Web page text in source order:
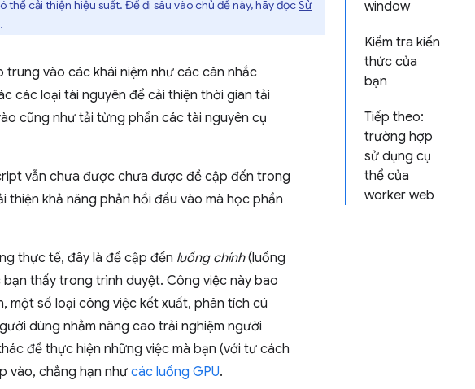
window
Kiểm tra kiến
thức của
bạn
Tiếp theo:
trường hợp
sử dụng cụ
thể của
worker web
thể cải thiện hiệu suất. Để đi sâu vào chủ đề này, hãy đọcSử
.
vào các khái niệm như các cân nhắc
các loại tài nguyên để cải thiện thời gian tải
cũng như tải từng phần các tài nguyên cụ
vẫn chưa được chưa được đề cập đến trong
khả năng phản hồi đầu vào mà học phần
thực tế, đây là đề cập đến luồng chính(luồng
thấy trong trình duyệt. Công việc này bao
một số loại công việc kết xuất, phân tích cú
dùng nhằm nâng cao trải nghiệm người
để thực hiện những việc mà bạn (với tư cách
vào, chẳng hạn nhưcác luồng GPU.